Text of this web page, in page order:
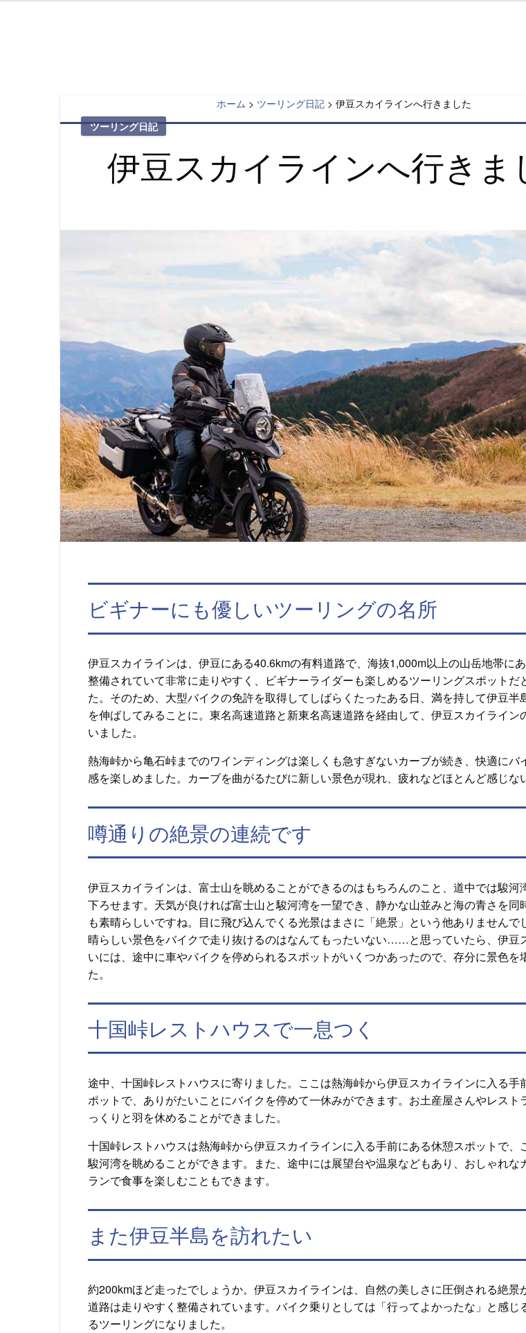
素人ライダー山田～55歳から
ホーム > ツーリング日記> 伊豆スカイラインへ行きました
伊豆スカイラインへ行きま
ツーリング日記
ビギナーにも優しいツーリングの名所
伊豆スカイラインは、伊豆にある40.6kmの有料道路で、海抜1,000m以上の山岳地帯に
整備されていて非常に走りやすく、ビギナーライダーも楽しめるツーリングスポットだ
た。そのため、大型バイクの免許を取得してしばらくたったある日、満を持して伊豆半
を伸ばしてみることに。東名高速道路と新東名高速道路を経由して、伊豆スカイライン
いました。
熱海峠から亀石峠までのワインディングは楽しくも急すぎないカーブが続き、快適にバ
感を楽しめました。カーブを曲がるたびに新しい景色が現れ、疲れなどほとんど感じな
噂通りの絶景の連続です
伊豆スカイラインは、富士山を眺めることができるのはもちろんのこと、道中では駿河
下ろせます。天気が良ければ富士山と駿河湾を一望でき、静かな山並みと海の青さを同
も素晴らしいですね。目に飛び込んでくる光景はまさに「絶景」という他ありませんで
晴らしい景色をバイクで走り抜けるのはなんてもったいない……と思っていたら、伊豆
いには、途中に車やバイクを停められるスポットがいくつかあったので、存分に景色を
た。
十国峠レストハウスで一息つく
途中、十国峠レストハウスに寄りました。ここは熱海峠から伊豆スカイラインに入る手
ポットで、ありがたいことにバイクを停めて一休みができます。お土産屋さんやレスト
っくりと羽を休めることができました。
十国峠レストハウスは熱海峠から伊豆スカイラインに入る手前にある休憩スポットで、
駿河湾を眺めることができます。また、途中には展望台や温泉などもあり、おしゃれな
ランで食事を楽しむこともできます。
また伊豆半島を訪れたい
約200kmほど走ったでしょうか。伊豆スカイラインは、自然の美しさに圧倒される絶景
道路は走りやすく整備されています。バイク乗りとしては「行ってよかったな」と感じ
るツーリングになりました。